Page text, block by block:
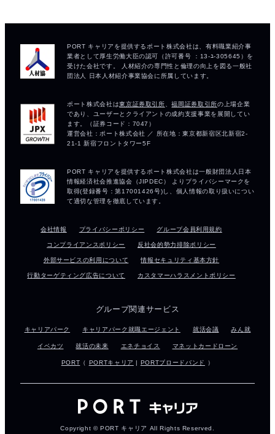
会社情報 プライバシーポリシー グループ会員利用規約
コンプライアンスポリシー 反社会的勢力排除ポリシー
外部サービスの利用について 情報セキュリティ基本方針
行動ターゲティング広告について カスタマーハラスメントポリシー